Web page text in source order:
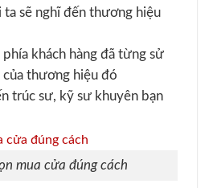
sẽ nghĩ đến thương hiệu
khách hàng đã từng sử
của thương hiệu đó
trúc sư, kỹ sư khuyên bạn
mua cửa đúng cách